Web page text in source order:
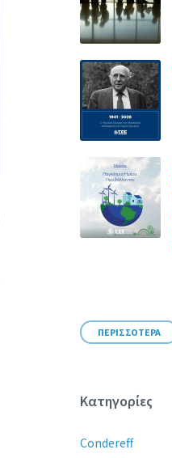
ΠΕΡΙΣΣΟΤΕΡΑ
Κατηγορίες
Condereff